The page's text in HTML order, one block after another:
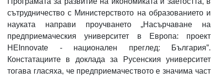
сътрудничество с Министерството на образованието и
науката направи проучването „Насърчаване на
предприемаческия университет в Европа: проект
HEInnovate - национален преглед: България”.
Констатациите в доклада за Русенския университет
тогава гласяха, че предприемачеството е значима част